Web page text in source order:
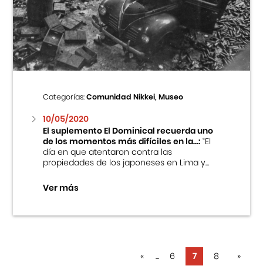
Categorías:Comunidad Nikkei, Museo
10/05/2020
El suplemento El Dominical recuerda uno
de los momentos más difíciles en la...:“El
día en que atentaron contra las
propiedades de los japoneses en Lima y...
Ver más
« ... 6 7 8 »